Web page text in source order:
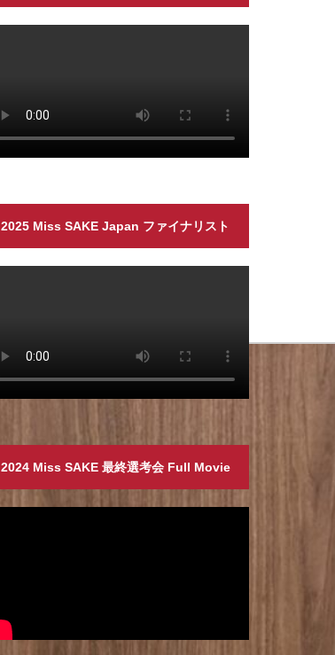
2025 Miss SAKE Japan ファイナリスト
2024 Miss SAKE 最終選考会 Full Movie